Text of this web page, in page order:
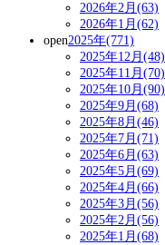
2026年2月(63)
2026年1月(62)
open2025年(771)
2025年12月(48)
2025年11月(70)
2025年10月(90)
2025年9月(68)
2025年8月(46)
2025年7月(71)
2025年6月(63)
2025年5月(69)
2025年4月(66)
2025年3月(56)
2025年2月(56)
2025年1月(68)